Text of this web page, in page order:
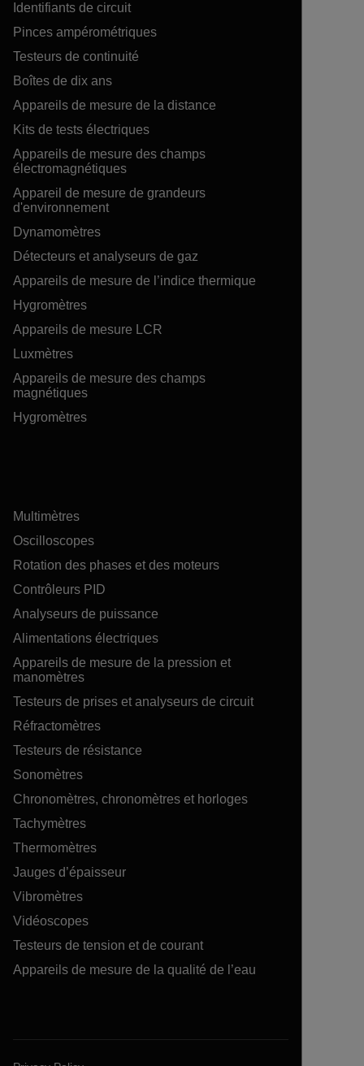
Identifiants de circuit
Pinces ampérométriques
Testeurs de continuité
Boîtes de dix ans
Appareils de mesure de la distance
Kits de tests électriques
Appareils de mesure des champs
électromagnétiques
Appareil de mesure de grandeurs
d'environnement
Dynamomètres
Détecteurs et analyseurs de gaz
Appareils de mesure de l’indice thermique
Hygromètres
Appareils de mesure LCR
Luxmètres
Appareils de mesure des champs
magnétiques
Hygromètres
Multimètres
Oscilloscopes
Rotation des phases et des moteurs
Contrôleurs PID
Analyseurs de puissance
Alimentations électriques
Appareils de mesure de la pression et
manomètres
Testeurs de prises et analyseurs de circuit
Réfractomètres
Testeurs de résistance
Sonomètres
Chronomètres, chronomètres et horloges
Tachymètres
Thermomètres
Jauges d’épaisseur
Vibromètres
Vidéoscopes
Testeurs de tension et de courant
Appareils de mesure de la qualité de l’eau